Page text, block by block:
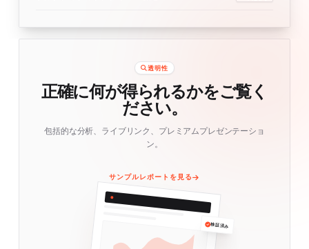
透明性
正確に何が得られるかをご覧く
ださい。
包括的な分析、ライブリンク、プレミアムプレゼンテーショ
ン。
サンプルレポートを見る
検証済み